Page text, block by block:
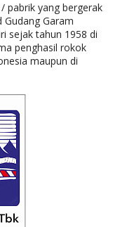
pabrik yang bergerak
Garam
sejak tahun 1958 di
penghasil rokok
maupun di